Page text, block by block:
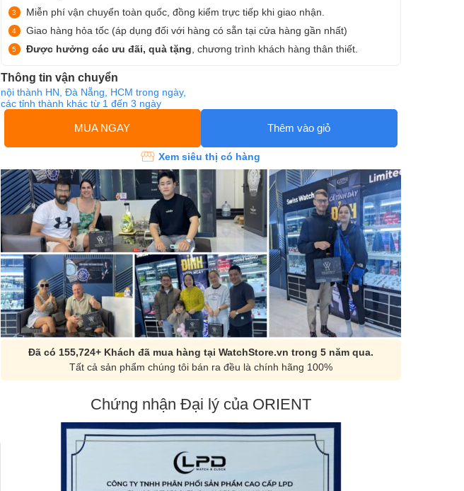
Miễn phí vận chuyển toàn quốc, đồng kiểm trực tiếp khi giao nhận.
Giao hàng hỏa tốc (áp dụng đối với hàng có sẵn tại cửa hàng gần nhất)
Được hưởng các ưu đãi, quà tặng , chương trình khách hàng thân thiết.
Thông tin vận chuyển
nội thành HN, Đà Nẵng, HCM trong ngày,
các tỉnh thành khác từ 1 đến 3 ngày
MUA NGAY Thêm vào giỏ
Xem siêu thị có hàng
Đã có 155,724+ Khách đã mua hàng tại WatchStore.vn trong 5 năm qua.
Tất cả sản phẩm chúng tôi bán ra đều là chính hãng 100%
Chứng nhận Đại lý của ORIENT